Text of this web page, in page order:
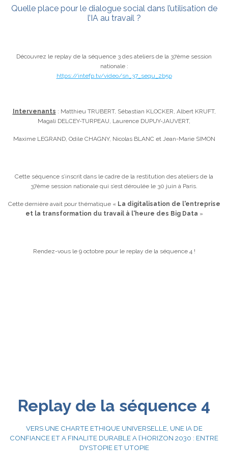
Quelle place pour le dialogue social dans l’utilisation de
l’IA au travail ?
Découvrez le replay de la séquence 3 des ateliers de la 37ème session
nationale :
https://intefp.tv/video/sn_37_sequ_2b5p
Intervenants : Matthieu TRUBERT, Sébastian KLOCKER, Albert KRUFT,
Magali DELCEY-TURPEAU, Laurence DUPUY-JAUVERT,
Maxime LEGRAND, Odile CHAGNY, Nicolas BLANC et Jean-Marie SIMON
Cette séquence s’inscrit dans le cadre de la restitution des ateliers de la
37ème session nationale qui s’est déroulée le 30 juin à Paris.
Cette dernière avait pour thématique « La digitalisation de l'entreprise
et la transformation du travail à l'heure des Big Data »
Rendez-vous le 9 octobre pour le replay de la séquence 4 !
Replay de la séquence 4
VERS UNE CHARTE ETHIQUE UNIVERSELLE, UNE IA DE
CONFIANCE ET A FINALITE DURABLE A l’HORIZON 2030 : ENTRE
DYSTOPIE ET UTOPIE